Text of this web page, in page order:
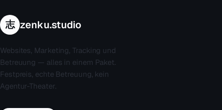
志 zenku.studio
Websites, Marketing, Tracking und
Betreuung — alles in einem Paket.
Festpreis, echte Betreuung, kein
Agentur-Theater.